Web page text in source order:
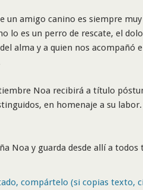
un amigo canino es siempre
lo es un perro de rescate, el
alma y a quien nos
Noa recibirá a título
en homenaje a su
Noa y guarda desde allí a
compártelo (si copias texto,